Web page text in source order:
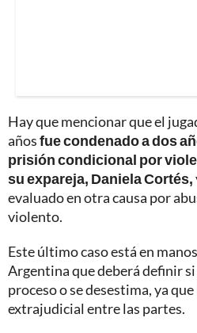
Hay que mencionar que el
añosfue condenado a dos
prisión condicional por
su expareja, Daniela Cortés,
evaluado en otra causa por
violento.
Este último caso está en
Argentina que deberá definir
proceso o se desestima, ya
extrajudicial entre las partes.